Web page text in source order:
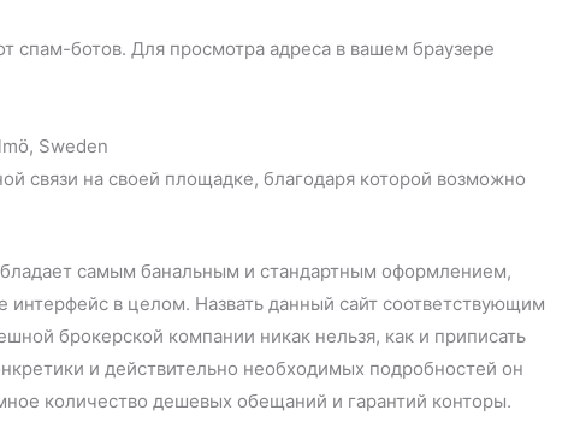
спам-ботов. Для просмотра адреса в вашем браузере
Sweden
связи на своей площадке, благодаря которой возможно
самым банальным и стандартным оформлением,
в целом. Назвать данный сайт соответствующим
брокерской компании никак нельзя, как и приписать
и действительно необходимых подробностей он
количество дешевых обещаний и гарантий конторы.